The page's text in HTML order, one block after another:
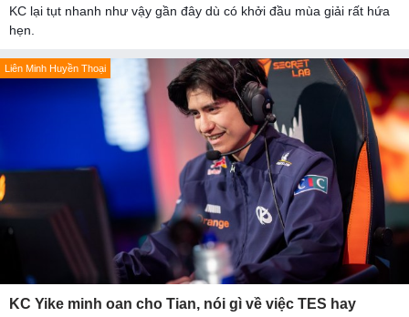
KC lại tụt nhanh như vậy gần đây dù có khởi đầu mùa giải rất hứa
hẹn.
Liên Minh Huyền Thoại
KC Yike minh oan cho Tian, nói gì về việc TES hay